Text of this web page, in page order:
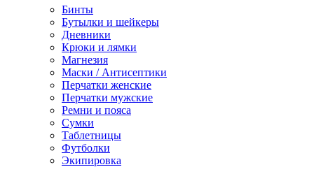
Бинты
Бутылки и шейкеры
Дневники
Крюки и лямки
Магнезия
Маски / Антисептики
Перчатки женские
Перчатки мужские
Ремни и пояса
Сумки
Таблетницы
Футболки
Экипировка